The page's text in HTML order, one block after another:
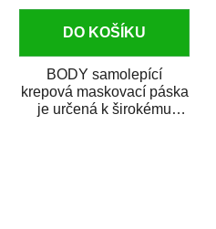
DO KOŠÍKU
BODY samolepící
krepová maskovací páska
je určená k širokému